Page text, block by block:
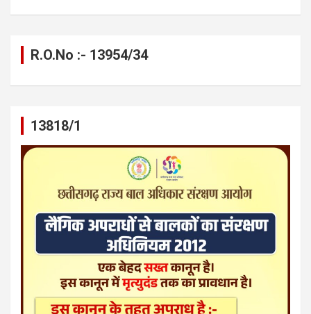
R.O.No :- 13954/34
13818/1